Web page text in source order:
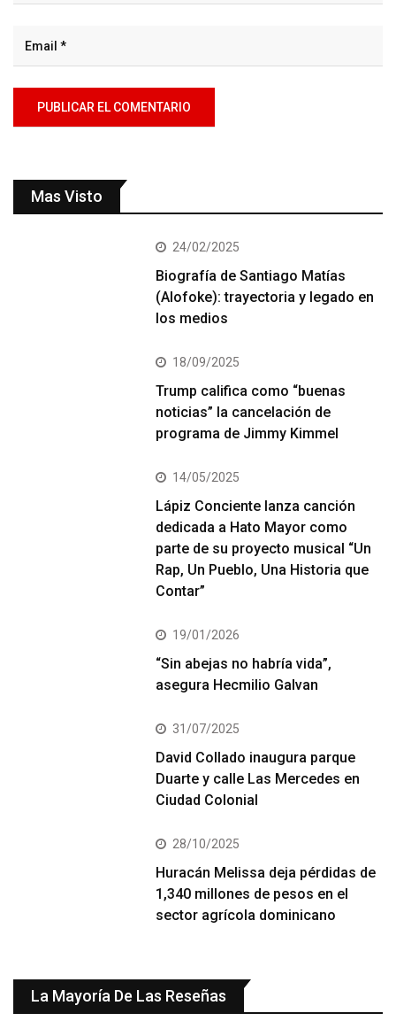
Mas Visto
24/02/2025
Biografía de Santiago Matías
(Alofoke): trayectoria y legado en
los medios
18/09/2025
Trump califica como “buenas
noticias” la cancelación de
programa de Jimmy Kimmel
14/05/2025
Lápiz Conciente lanza canción
dedicada a Hato Mayor como
parte de su proyecto musical “Un
Rap, Un Pueblo, Una Historia que
Contar”
19/01/2026
“Sin abejas no habría vida”,
asegura Hecmilio Galvan
31/07/2025
David Collado inaugura parque
Duarte y calle Las Mercedes en
Ciudad Colonial
28/10/2025
Huracán Melissa deja pérdidas de
1,340 millones de pesos en el
sector agrícola dominicano
La Mayoría De Las Reseñas